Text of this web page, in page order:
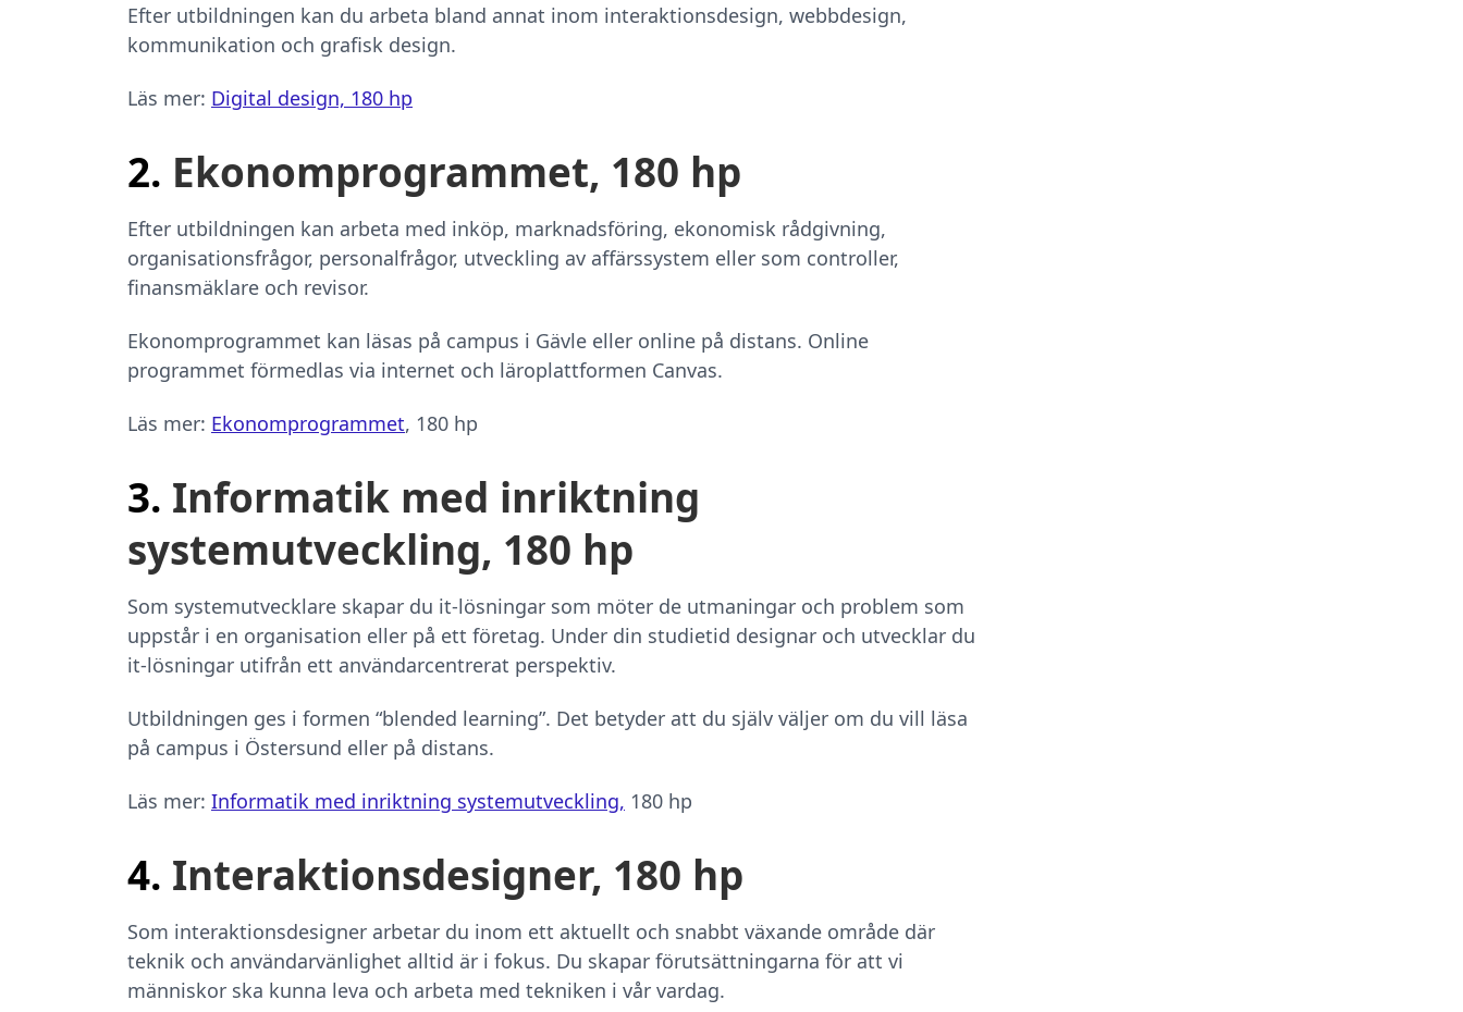
Efter utbildningen kan du arbeta bland annat inom interaktionsdesign, webbdesign,
kommunikation och grafisk design.
Läs mer: Digital design, 180 hp
2. Ekonomprogrammet, 180 hp
Efter utbildningen kan arbeta med inköp, marknadsföring, ekonomisk rådgivning,
organisationsfrågor, personalfrågor, utveckling av affärssystem eller som controller,
finansmäklare och revisor.
Ekonomprogrammet kan läsas på campus i Gävle eller online på distans. Online
programmet förmedlas via internet och läroplattformen Canvas.
Läs mer: Ekonomprogrammet, 180 hp
3. Informatik med inriktning
systemutveckling, 180 hp
Som systemutvecklare skapar du it-lösningar som möter de utmaningar och problem som
uppstår i en organisation eller på ett företag. Under din studietid designar och utvecklar du
it-lösningar utifrån ett användarcentrerat perspektiv.
Utbildningen ges i formen “blended learning”. Det betyder att du själv väljer om du vill läsa
på campus i Östersund eller på distans.
Läs mer: Informatik med inriktning systemutveckling, 180 hp
4. Interaktionsdesigner, 180 hp
Som interaktionsdesigner arbetar du inom ett aktuellt och snabbt växande område där
teknik och användarvänlighet alltid är i fokus. Du skapar förutsättningarna för att vi
människor ska kunna leva och arbeta med tekniken i vår vardag.